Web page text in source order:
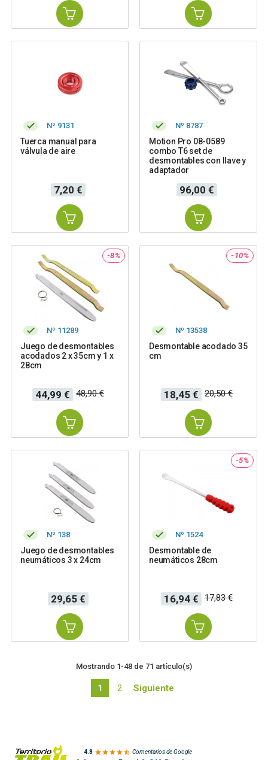
Nº 9131
Tuerca manual para
válvula de aire
Precio
7,20 €
Nº 8787
Motion Pro 08-0589
combo T6 set de
desmontables con llave y
adaptador
Precio
96,00 €
-8%
Nº 11289
Juego de desmontables
acodados 2 x 35cm y 1 x
28cm
Precio
44,99 €
Precio
base
48,90 €
-10%
Nº 13538
Desmontable acodado 35
cm
Precio
18,45 €
Precio
base
20,50 €
Nº 138
Juego de desmontables
neumáticos 3 x 24cm
Precio
29,65 €
-5%
Nº 1524
Desmontable de
neumáticos 28cm
Precio
16,94 €
Precio
base
17,83 €
Mostrando 1-48 de 71 artículo(s)
1 2 Siguiente
4.8  Comentarios de Google